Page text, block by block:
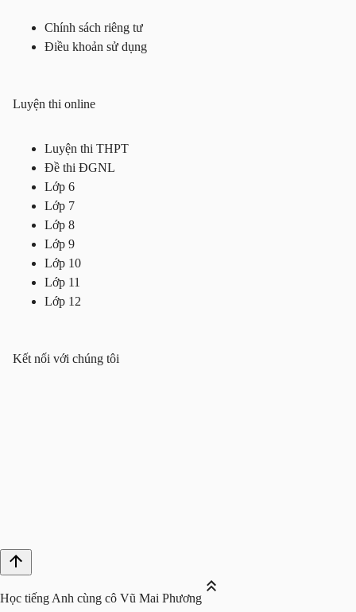
Chính sách riêng tư
Điều khoản sử dụng
Luyện thi online
Luyện thi THPT
Đề thi ĐGNL
Lớp 6
Lớp 7
Lớp 8
Lớp 9
Lớp 10
Lớp 11
Lớp 12
Kết nối với chúng tôi
Học tiếng Anh cùng cô Vũ Mai Phương